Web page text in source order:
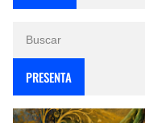
PRESENTA